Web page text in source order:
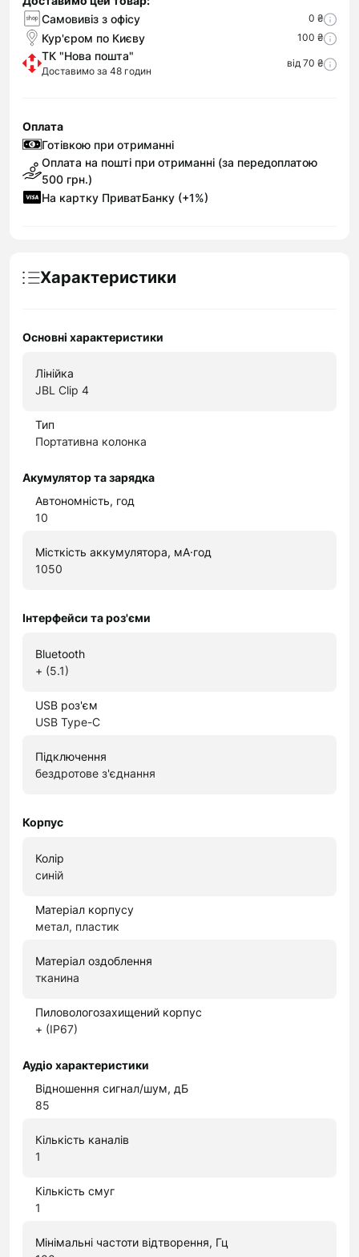
Самовивіз з офісу
0 ₴
Кур'єром по Києву 100 ₴
ТК "Нова пошта"
Доставимо за 48 годин
від 70 ₴
Оплата
Готівкою при отриманні
Оплата на пошті при отриманні (за передоплатою
500 грн.)
На картку ПриватБанку (+1%)
Характеристики
Основні характеристики
Лінійка
JBL Clip 4
Тип
Портативна колонка
Акумулятор та зарядка
Автономність, год
10
Місткість аккумулятора, мА·год
1050
Інтерфейси та роз'єми
Bluetooth
+ (5.1)
USB роз'єм
USB Type-C
Підключення
бездротове з'єднання
Корпус
Колір
синій
Матеріал корпусу
метал, пластик
Матеріал оздоблення
тканина
Пиловологозахищений корпус
+ (IP67)
Аудіо характеристики
Відношення сигнал/шум, дБ
85
Кількість каналів
1
Кількість смуг
1
Мінімальні частоти відтворення, Гц